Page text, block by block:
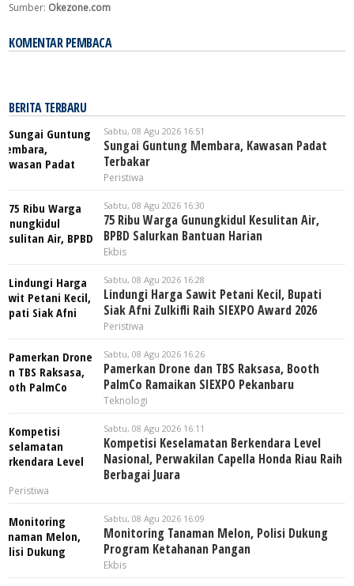
Sumber: Okezone.com
KOMENTAR PEMBACA
BERITA TERBARU
Sabtu, 08 Agu 2026 16:51
Sungai Guntung Membara, Kawasan Padat
Terbakar
Peristiwa
Sabtu, 08 Agu 2026 16:30
75 Ribu Warga Gunungkidul Kesulitan Air,
BPBD Salurkan Bantuan Harian
Ekbis
Sabtu, 08 Agu 2026 16:28
Lindungi Harga Sawit Petani Kecil, Bupati
Siak Afni Zulkifli Raih SIEXPO Award 2026
Peristiwa
Sabtu, 08 Agu 2026 16:26
Pamerkan Drone dan TBS Raksasa, Booth
PalmCo Ramaikan SIEXPO Pekanbaru
Teknologi
Sabtu, 08 Agu 2026 16:11
Kompetisi Keselamatan Berkendara Level
Nasional, Perwakilan Capella Honda Riau Raih
Berbagai Juara
Peristiwa
Sabtu, 08 Agu 2026 16:09
Monitoring Tanaman Melon, Polisi Dukung
Program Ketahanan Pangan
Ekbis